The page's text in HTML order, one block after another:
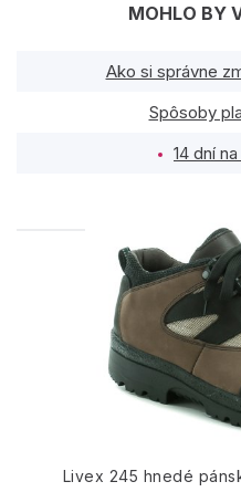
MOHLO BY
Ako si správne
Spôsoby
14 dní
PODOBNÉ
Livex 245 hnedé